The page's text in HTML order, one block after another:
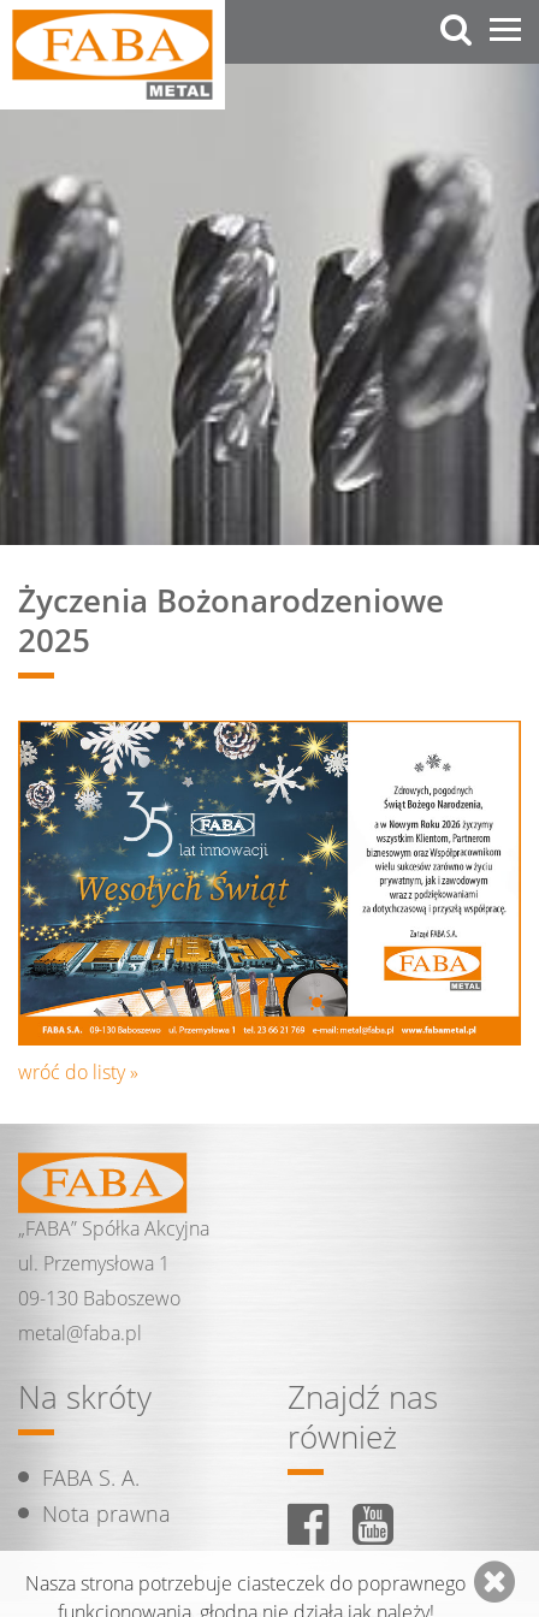
Życzenia Bożonarodzeniowe
2025
wróć do listy »
„FABA” Spółka Akcyjna
ul. Przemysłowa 1
09-130 Baboszewo
metal@faba.pl
Na skróty
FABA S. A.
Nota prawna
Znajdź nas
również
Nasza strona potrzebuje ciasteczek do poprawnego